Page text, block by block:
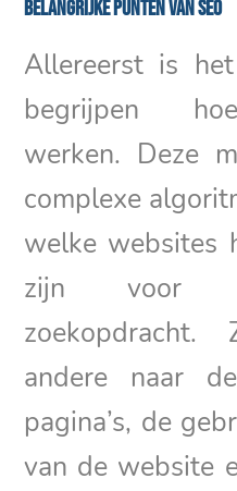
Belangrijke punten van SEO
Allereerst is
begrijpen
werken. Deze
complexe
welke websites
zijn voor
andere naar
pagina’s, de
van de website